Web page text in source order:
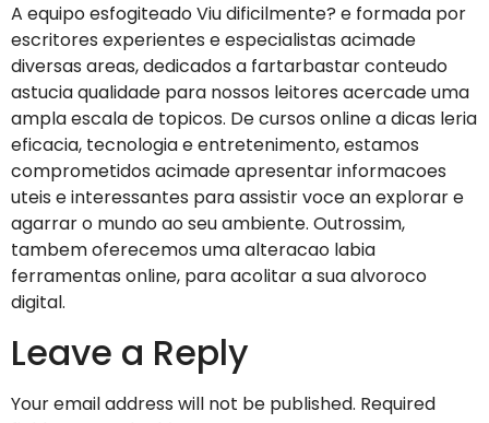
A equipo esfogiteado Viu dificilmente? e formada por
escritores experientes e especialistas acimade
diversas areas, dedicados a fartarbastar conteudo
astucia qualidade para nossos leitores acercade uma
ampla escala de topicos. De cursos online a dicas leria
eficacia, tecnologia e entretenimento, estamos
comprometidos acimade apresentar informacoes
uteis e interessantes para assistir voce an explorar e
agarrar o mundo ao seu ambiente. Outrossim,
tambem oferecemos uma alteracao labia
ferramentas online, para acolitar a sua alvoroco
digital.
Leave a Reply
Your email address will not be published. Required